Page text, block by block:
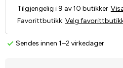
Sendes innen 1–2 virkedager
Tilgjengelig i 9 av 10 butikker
Favorittbutikk: Velg